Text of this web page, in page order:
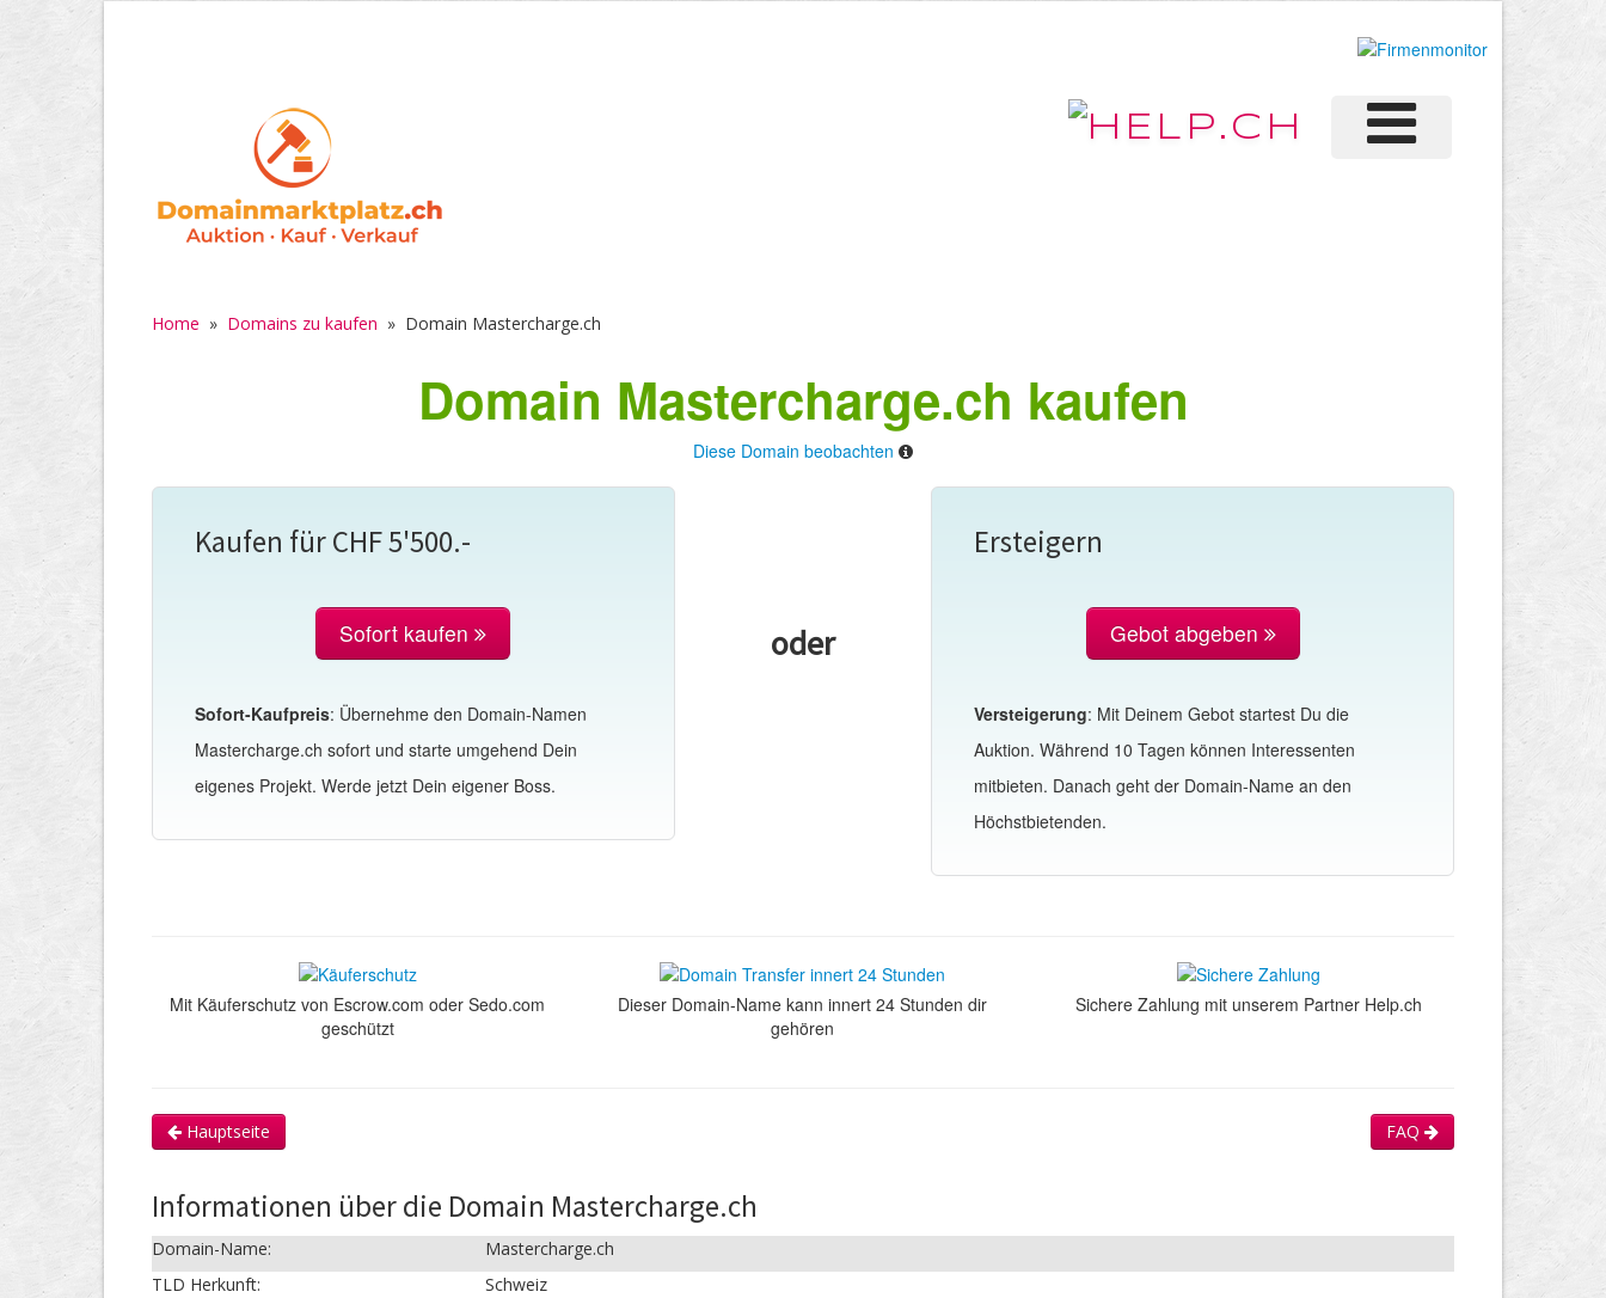
Home » Domains zu kaufen » Domain Mastercharge.ch
Domain Mastercharge.ch kaufen
Diese Domain beobachten
Kaufen für CHF 5'500.-
Sofort kaufen
Sofort-Kaufpreis: Übernehme den Domain-Namen
Mastercharge.ch sofort und starte umgehend Dein
eigenes Projekt. Werde jetzt Dein eigener Boss.
oder
Ersteigern
Gebot abgeben
Versteigerung: Mit Deinem Gebot startest Du die
Auktion. Während 10 Tagen können Interessenten
mitbieten. Danach geht der Domain-Name an den
Höchstbietenden.
Mit Käuferschutz von Escrow.com oder Sedo.com
geschützt
Dieser Domain-Name kann innert 24 Stunden dir
gehören
Sichere Zahlung mit unserem Partner Help.ch
Hauptseite FAQ
Informationen über die Domain Mastercharge.ch
Domain-Name:
Mastercharge.ch
TLD Herkunft:
Schweiz